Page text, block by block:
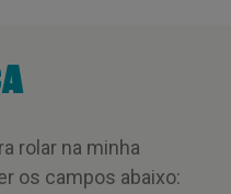
rolar na minha
os campos abaixo: